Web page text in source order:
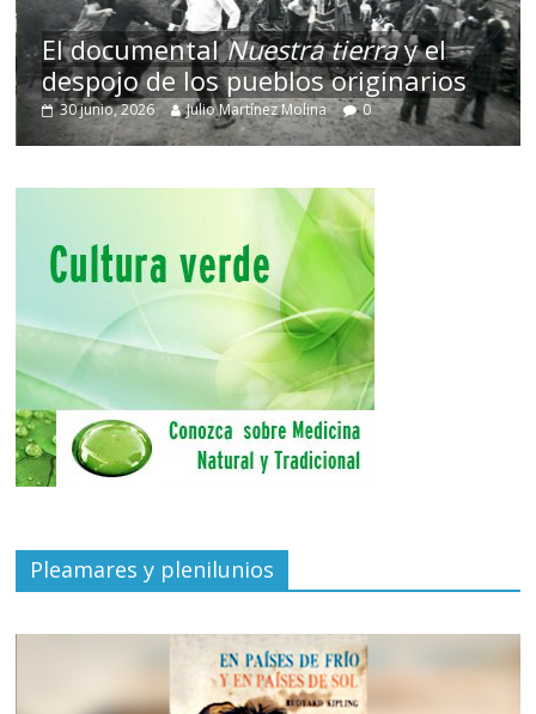
El documentalNuestra tierray el
despojo de los pueblos originarios
30 junio, 2026 Julio Martínez Molina 0
Pleamares y plenilunios